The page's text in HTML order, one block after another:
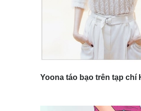
Yoona táo bạo trên tạp chí